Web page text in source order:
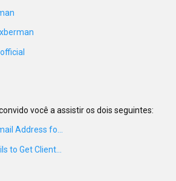
Address fo...
to Get Client...